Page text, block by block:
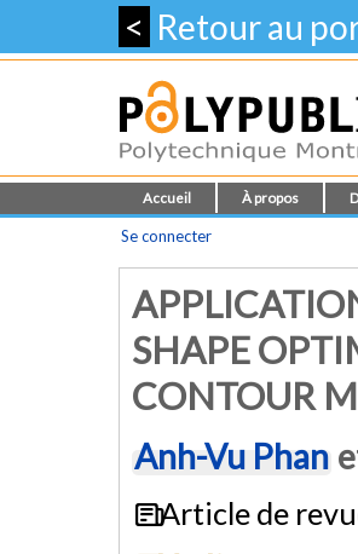
< Retour au
Accueil À propos
Se connecter
SHAPE
CONTOUR
Anh-Vu Phan
Article de